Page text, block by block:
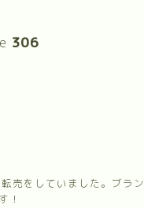
306
売をしていました。ブラン
！